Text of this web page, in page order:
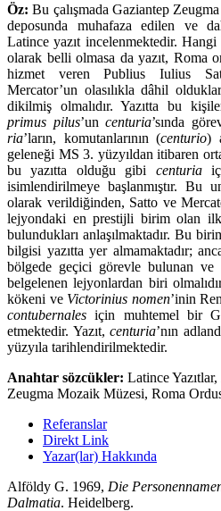
Öz: Bu çalışmada Gaziantep
deposunda muhafaza edilen ve
Latince yazıt incelenmektedir. Hangi
olarak belli olmasa da yazıt, Roma
hizmet veren Publius Iulius
Mercator’un olasılıkla dâhil
dikilmiş olmalıdır. Yazıtta bu
primus pilus’uncenturia’sında
ria’ların, komutanlarının (centurio)
geleneği MS 3. yüzyıldan itibaren
bu yazıtta olduğu gibi centuria
isimlendirilmeye başlanmıştır. Bu
olarak verildiğinden, Satto ve
lejyondaki en prestijli birim olan ilk
bulundukları anlaşılmaktadır. Bu
bilgisi yazıtta yer almamaktadır;
bölgede geçici görevle bulunan ve
belgelenen lejyonlardan biri
kökeni ve Victorinius nomen’inin
contubernales için muhtemel bir
etmektedir. Yazıt,centuria’nın
yüzyıla tarihlendirilmektedir.
Anahtar sözcükler: Latince Yazıtlar,
Zeugma Mozaik Müzesi, Roma
Referanslar
Direkt Link
Yazar(lar) Hakkında
Alföldy G. 1969, Die
Dalmatia. Heidelberg.